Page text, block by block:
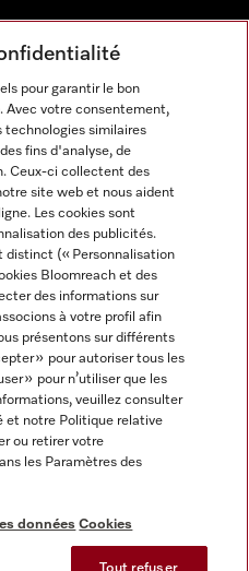
Pinterest
pour garantir le bon
Avec votre consentement,
technologies similaires
fins d'analyse, de
Ceux-ci collectent des
site web et nous aident
Les cookies sont
des publicités.
distinct (« Personnalisation
Bloomreach et des
des informations sur
à votre profil afin
présentons sur différents
» pour autoriser tous les
» pour n’utiliser que les
veuillez consulter
et notre Politique relative
ou retirer votre
les Paramètres des
données Cookies